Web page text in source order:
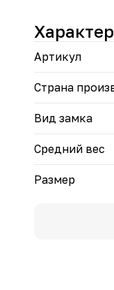
• Золотистое
сочетается
•
Артикул
Страна
Вид замка
Средний вес
Размер